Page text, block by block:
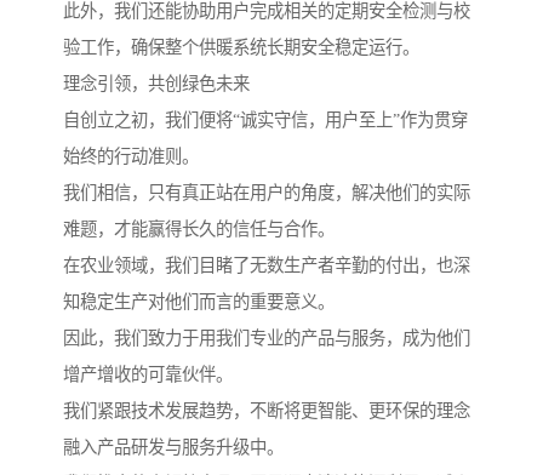
此外，我们还能协助用户完成相关的定期安全检测与校
验工作，确保整个供暖系统长期安全稳定运行。
理念引领，共创绿色未来
自创立之初，我们便将“诚实守信，用户至上”作为贯穿
始终的行动准则。
我们相信，只有真正站在用户的角度，解决他们的实际
难题，才能赢得长久的信任与合作。
在农业领域，我们目睹了无数生产者辛勤的付出，也深
知稳定生产对他们而言的重要意义。
因此，我们致力于用我们专业的产品与服务，成为他们
增产增收的可靠伙伴。
我们紧跟技术发展趋势，不断将更智能、更环保的理念
融入产品研发与服务升级中。